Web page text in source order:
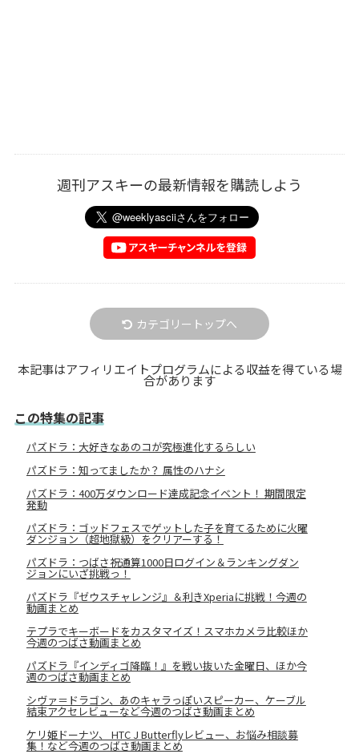
週刊アスキーの最新情報を購読しよう
カテゴリートップへ
本記事はアフィリエイトプログラムによる収益を得ている場
合があります
この特集の記事
パズドラ：大好きなあのコが究極進化するらしい
パズドラ：知ってましたか？ 属性のハナシ
パズドラ：400万ダウンロード達成記念イベント！ 期間限定
発動
パズドラ：ゴッドフェスでゲットした子を育てるために火曜
ダンジョン（超地獄級）をクリアーする！
パズドラ：つばさ祝通算1000日ログイン＆ランキングダン
ジョンにいざ挑戦っ！
パズドラ『ゼウスチャレンジ』＆利きXperiaに挑戦！今週の
動画まとめ
テプラでキーボードをカスタマイズ！スマホカメラ比較ほか
今週のつばさ動画まとめ
パズドラ『インディゴ降臨！』を戦い抜いた金曜日、ほか今
週のつばさ動画まとめ
シヴァ＝ドラゴン、あのキャラっぽいスピーカー、ケーブル
結束アクセレビューなど今週のつばさ動画まとめ
ケリ姫ドーナツ、 HTC J Butterflyレビュー、お悩み相談募
集！など今週のつばさ動画まとめ